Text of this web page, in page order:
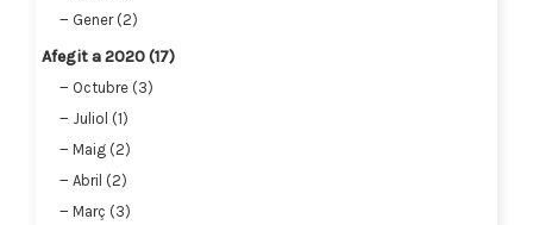
Gener (2)
Afegit a 2020 (17)
Octubre (3)
Juliol (1)
Maig (2)
Abril (2)
Març (3)